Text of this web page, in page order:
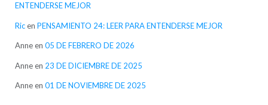
ENTENDERSE MEJOR
Ricen PENSAMIENTO 24: LEER PARA ENTENDERSE MEJOR
Anneen 05 DE FEBRERO DE 2026
Anneen 23 DE DICIEMBRE DE 2025
Anneen 01 DE NOVIEMBRE DE 2025